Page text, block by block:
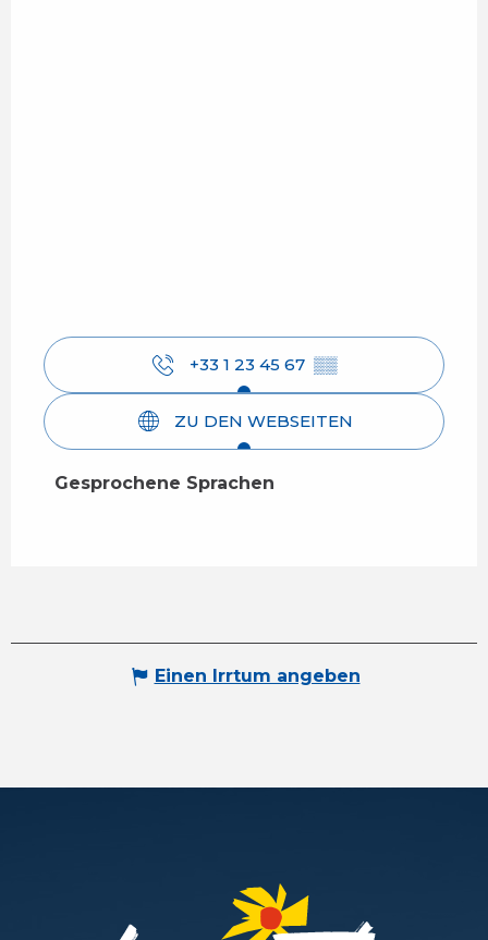
+33 1 23 45 67 ▒▒
ZU DEN WEBSEITEN
Gesprochene Sprachen
Gesprochene Sprachen
Einen Irrtum angeben